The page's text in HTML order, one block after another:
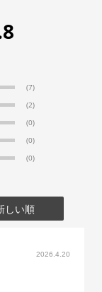
(7)
(2)
(0)
(0)
(0)
しい順
2026.4.20